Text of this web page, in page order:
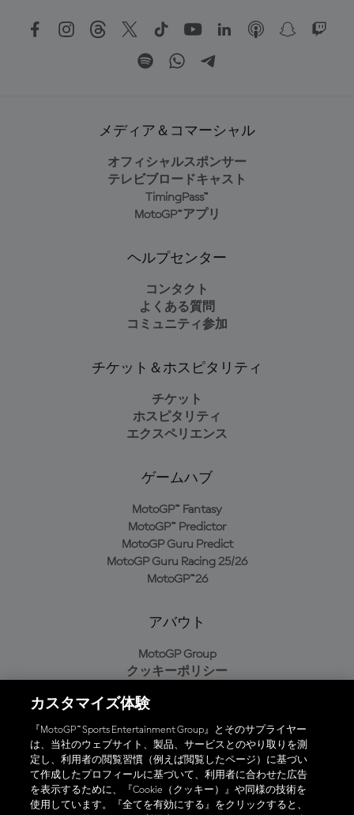
メディア＆コマーシャル
オフィシャルスポンサー
テレビブロードキャスト
TimingPass™
MotoGP™アプリ
ヘルプセンター
コンタクト
よくある質問
コミュニティ参加
チケット＆ホスピタリティ
チケット
ホスピタリティ
エクスペリエンス
ゲームハブ
MotoGP™ Fantasy
MotoGP™ Predictor
MotoGP Guru Predict
MotoGP Guru Racing 25/26
MotoGP™26
アバウト
MotoGP Group
クッキーポリシー
プライバシーポリシー
購入ポリシー
オフィシャルアプリ
カスタマイズ体験
『MotoGP™ Sports Entertainment Group』とそのサプライヤー
は、当社のウェブサイト、製品、サービスとのやり取りを測
定し、利用者の閲覧習慣（例えば閲覧したページ）に基づい
て作成したプロフィールに基づいて、利用者に合わせた広告
を表示するために、『Cookie（クッキー）』や同様の技術を
使用しています。『全てを有効にする』をクリックすると、